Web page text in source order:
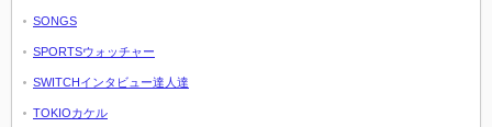
SONGS
SPORTSウォッチャー
SWITCHインタビュー達人達
TOKIOカケル